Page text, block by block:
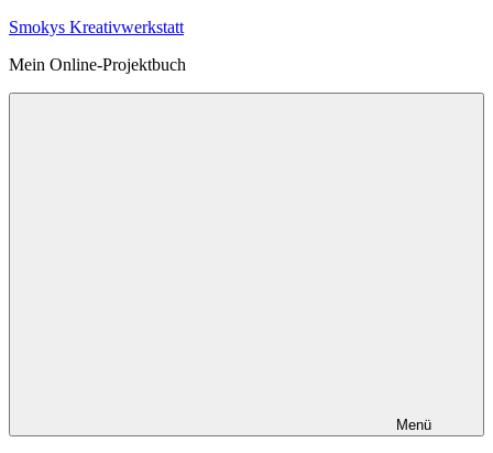
Zum
springen
Smokys Kreativwerkstatt
Mein Online-Projektbuch
Menü